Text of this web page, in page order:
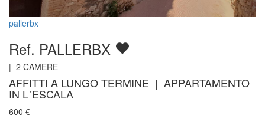
pallerbx
Ref. PALLERBX
| 2 CAMERE
AFFITTI A LUNGO TERMINE | APPARTAMENTO
IN L´ESCALA
600 €